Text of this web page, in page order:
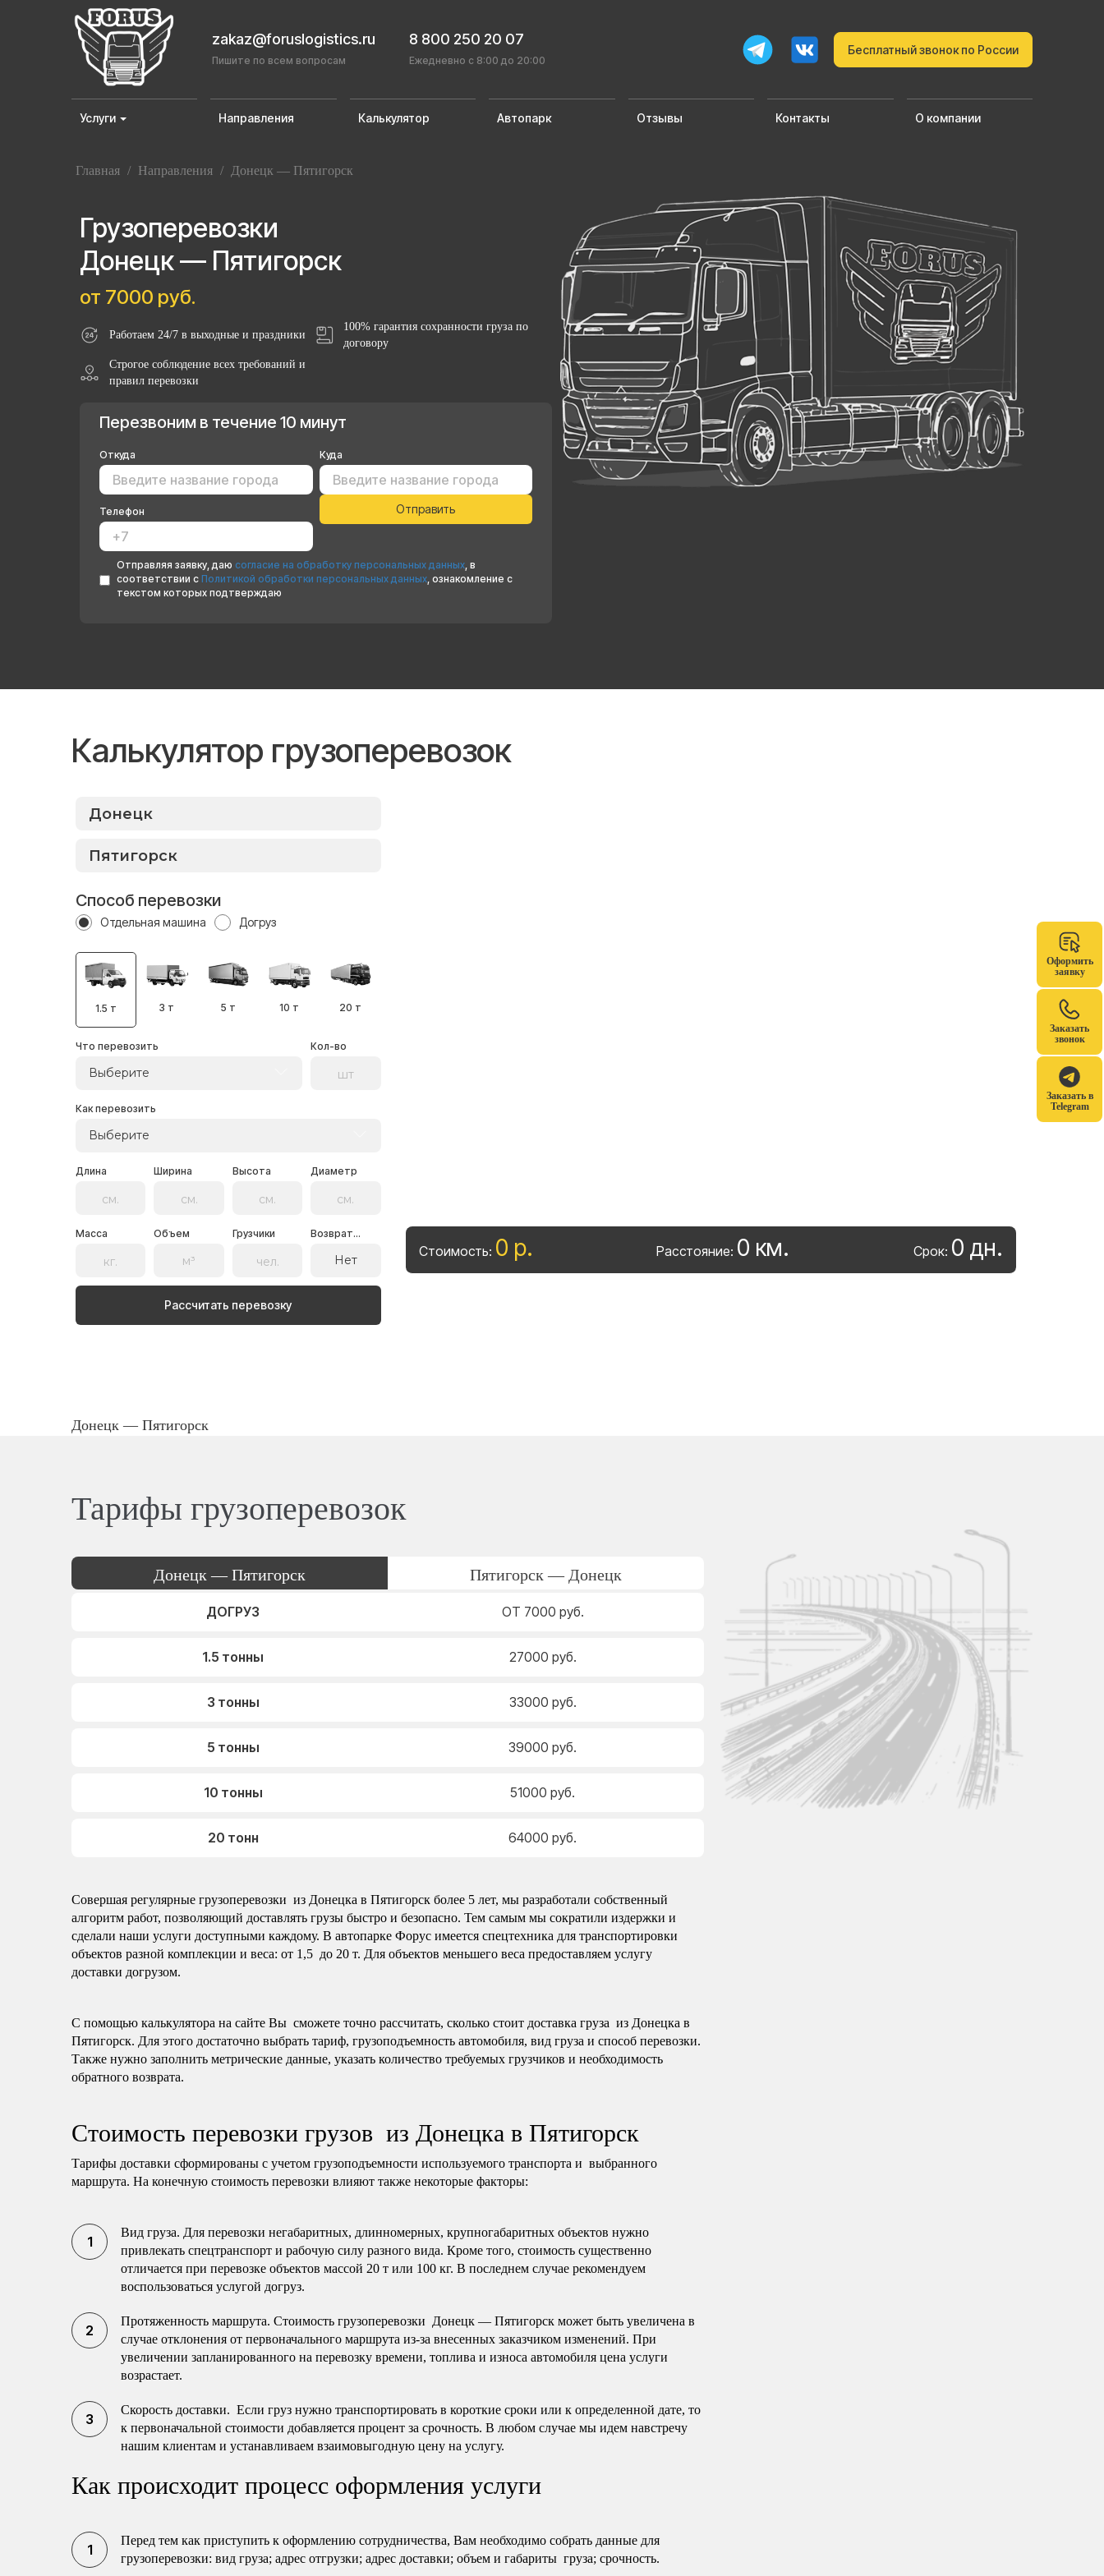
Оформить
заявку
Заказать
звонок
Заказать в
Telegram
zakaz@foruslogistics.ru
Пишите по всем вопросам
8 800 250 20 07
Ежедневно с 8:00 до 20:00
Бесплатный звонок по России
Услуги Направления Калькулятор Автопарк Отзывы Контакты О компании
Главная / Направления / Донецк — Пятигорск
Грузоперевозки
Донецк — Пятигорск
от 7000 руб.
Работаем 24/7 в выходные и праздники
100% гарантия сохранности груза по
договору
Строгое соблюдение всех требований и
правил перевозки
Перезвоним в течение 10 минут
Откуда Куда
Телефон
Отправляя заявку, даю согласие на обработку персональных данных, в
соответствии с Политикой обработки персональных данных, ознакомление с
текстом которых подтверждаю
Калькулятор грузоперевозок
Способ перевозки
Отдельная машина Догруз
1.5 т 3 т 5 т 10 т 20 т
Что перевозить
Выберите
Кол-во
Как перевозить
Выберите
Длина Ширина Высота Диаметр
Масса Объем Грузчики Возврат...
Нет
Рассчитать перевозку
Стоимость: 0 р. Расстояние: 0 км. Срок: 0 дн.
Донецк — Пятигорск
Тарифы грузоперевозок
Донецк — Пятигорск Пятигорск — Донецк
ДОГРУЗ ОТ 7000 руб.
1.5 тонны 27000 руб.
3 тонны 33000 руб.
5 тонны 39000 руб.
10 тонны 51000 руб.
20 тонн 64000 руб.
Совершая регулярные грузоперевозки из Донецка в Пятигорск более 5 лет, мы разработали собственный
алгоритм работ, позволяющий доставлять грузы быстро и безопасно. Тем самым мы сократили издержки и
сделали наши услуги доступными каждому. В автопарке Форус имеется спецтехника для транспортировки
объектов разной комплекции и веса: от 1,5 до 20 т. Для объектов меньшего веса предоставляем услугу
доставки догрузом.
С помощью калькулятора на сайте Вы сможете точно рассчитать, сколько стоит доставка груза из Донецка в
Пятигорск. Для этого достаточно выбрать тариф, грузоподъемность автомобиля, вид груза и способ перевозки.
Также нужно заполнить метрические данные, указать количество требуемых грузчиков и необходимость
обратного возврата.
Стоимость перевозки грузов из Донецка в Пятигорск
Тарифы доставки сформированы с учетом грузоподъемности используемого транспорта и выбранного
маршрута. На конечную стоимость перевозки влияют также некоторые факторы:
Вид груза. Для перевозки негабаритных, длинномерных, крупногабаритных объектов нужно
привлекать спецтранспорт и рабочую силу разного вида. Кроме того, стоимость существенно
отличается при перевозке объектов массой 20 т или 100 кг. В последнем случае рекомендуем
воспользоваться услугой догруз.
Протяженность маршрута. Стоимость грузоперевозки Донецк — Пятигорск может быть увеличена в
случае отклонения от первоначального маршрута из-за внесенных заказчиком изменений. При
увеличении запланированного на перевозку времени, топлива и износа автомобиля цена услуги
возрастает.
Скорость доставки. Если груз нужно транспортировать в короткие сроки или к определенной дате, то
к первоначальной стоимости добавляется процент за срочность. В любом случае мы идем навстречу
нашим клиентам и устанавливаем взаимовыгодную цену на услугу.
Как происходит процесс оформления услуги
Перед тем как приступить к оформлению сотрудничества, Вам необходимо собрать данные для
грузоперевозки: вид груза; адрес отгрузки; адрес доставки; объем и габариты груза; срочность.